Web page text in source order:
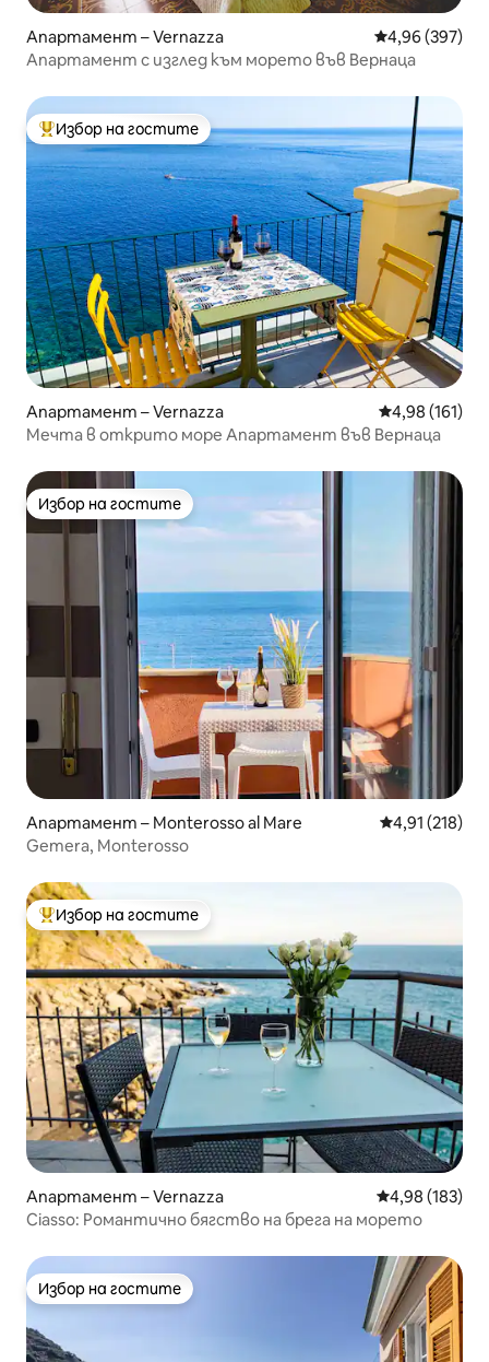
Апартамент – Vernazza Средна
4,96 (397)
Апартамент с изглед към морето във Вернаца
Най-популярен избор на гостите
Избор на гостите
Апартамент – Vernazza Средна
4,98 (161)
Мечта в открито море Апартамент във Вернаца
Избор на гостите
Избор на гостите
Апартамент – Monterosso al Mare Средна
4,91 (218)
Gemera, Monterosso
Най-популярен избор на гостите
Избор на гостите
Апартамент – Vernazza Средна
4,98 (183)
Ciasso: Романтично бягство на брега на морето
Избор на гостите
Избор на гостите